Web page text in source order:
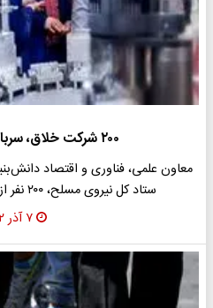
۲۰۰ شرکت خلاق، سرباز امریه می‌گیرند
معاون علمی، فناوری و اقتصاد
ستاد کل نیروی مسلح، ۲۰۰ نفر از افراد کلیدی شرکت‌های…
۷ آذر ۱۴۰۲